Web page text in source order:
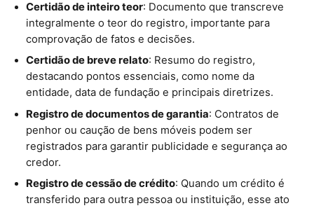
Certidão de inteiro teor: Documento que transcreve
integralmente o teor do registro, importante para
comprovação de fatos e decisões.
Certidão de breve relato: Resumo do registro,
destacando pontos essenciais, como nome da
entidade, data de fundação e principais diretrizes.
Registro de documentos de garantia: Contratos de
penhor ou caução de bens móveis podem ser
registrados para garantir publicidade e segurança ao
credor.
Registro de cessão de crédito: Quando um crédito é
transferido para outra pessoa ou instituição, esse ato